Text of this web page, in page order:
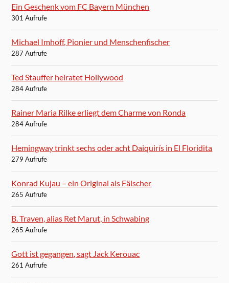
Ein Geschenk vom FC Bayern München
301 Aufrufe
Michael Imhoff, Pionier und Menschenfischer
287 Aufrufe
Ted Stauffer heiratet Hollywood
284 Aufrufe
Rainer Maria Rilke erliegt dem Charme von Ronda
284 Aufrufe
Hemingway trinkt sechs oder acht Daiquirís in El Floridita
279 Aufrufe
Konrad Kujau – ein Original als Fälscher
265 Aufrufe
B. Traven, alias Ret Marut, in Schwabing
265 Aufrufe
Gott ist gegangen, sagt Jack Kerouac
261 Aufrufe